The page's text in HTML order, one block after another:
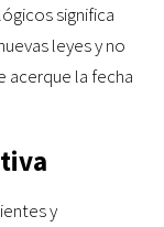
significa
leyes y no
acerque la fecha
y